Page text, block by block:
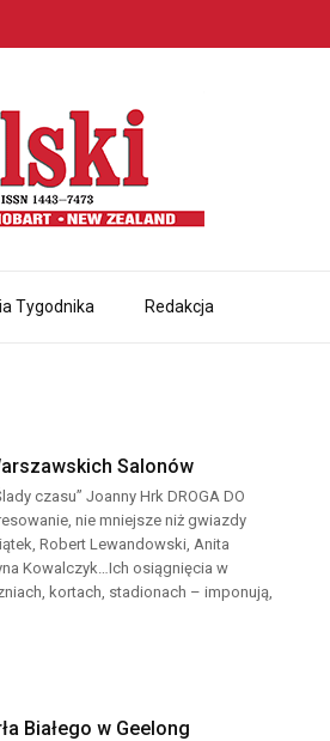
Tygodnika Redakcja
Salonów
czasu” Joanny Hrk DROGA DO
nie mniejsze niż gwiazdy
Robert Lewandowski, Anita
Kowalczyk…Ich osiągnięcia w
kortach, stadionach – imponują,
Białego w Geelong